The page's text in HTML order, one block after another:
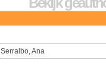
Serralbo, Ana